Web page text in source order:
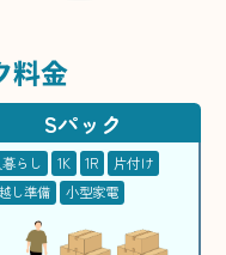
料金
Sパック
暮らし 1K 1R
片付け
し準備
小型家電